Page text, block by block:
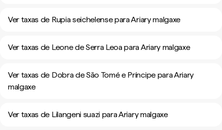
Ver taxas de Rupia seichelense para Ariary malgaxe
Ver taxas de Leone de Serra Leoa para Ariary malgaxe
Ver taxas de Dobra de São Tomé e Príncipe para Ariary
malgaxe
Ver taxas de Lilangeni suazi para Ariary malgaxe